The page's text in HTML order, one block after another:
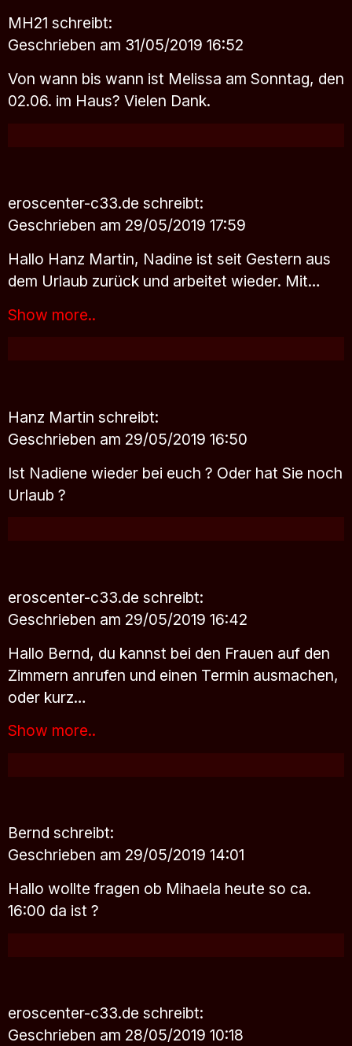
MH21 schreibt:
Geschrieben am 31/05/2019 16:52
Von wann bis wann ist Melissa am Sonntag, den
02.06. im Haus? Vielen Dank.
eroscenter-c33.de schreibt:
Geschrieben am 29/05/2019 17:59
Hallo Hanz Martin, Nadine ist seit Gestern aus
dem Urlaub zurück und arbeitet wieder. Mit…
Show more..
Hanz Martin schreibt:
Geschrieben am 29/05/2019 16:50
Ist Nadiene wieder bei euch ? Oder hat Sie noch
Urlaub ?
eroscenter-c33.de schreibt:
Geschrieben am 29/05/2019 16:42
Hallo Bernd, du kannst bei den Frauen auf den
Zimmern anrufen und einen Termin ausmachen,
oder kurz…
Show more..
Bernd schreibt:
Geschrieben am 29/05/2019 14:01
Hallo wollte fragen ob Mihaela heute so ca.
16:00 da ist ?
eroscenter-c33.de schreibt:
Geschrieben am 28/05/2019 10:18